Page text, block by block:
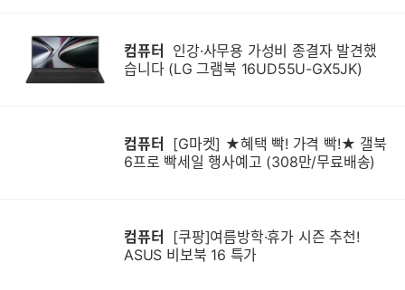
컴퓨터
습니다 (LG 그램북 16UD55U-GX5JK)
컴퓨터
6프로 빡세일 행사예고 (308만/무료배송)
컴퓨터
ASUS 비보북 16 특가